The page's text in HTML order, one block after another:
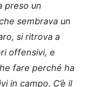
preso un
sembrava un
si ritrova a
offensivi, e
fare perché ha
in campo. C’è il